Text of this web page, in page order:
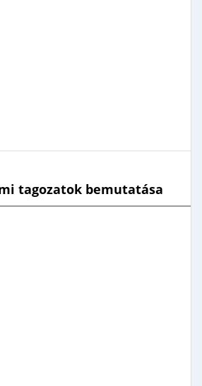
tagozatok bemutatása